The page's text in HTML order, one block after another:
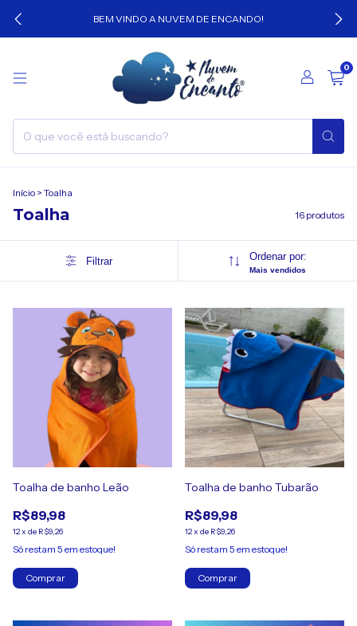
BEM VINDO A NUVEM DE ENCANDO!
0
Início > Toalha
Toalha 16 produtos
Filtrar Ordenar por:
Mais vendidos
Toalha de banho Leão
R$89,98
12x de R$9,26
Só restam 5 em estoque!
Comprar
Toalha de banho Tubarão
R$89,98
12x de R$9,26
Só restam 5 em estoque!
Comprar